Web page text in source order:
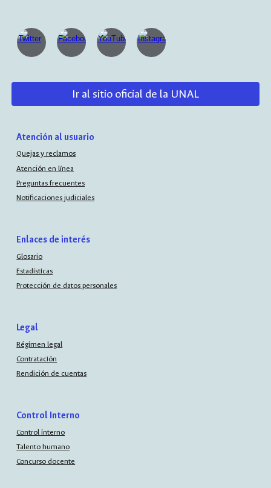
Ir al sitio oficial de la UNAL
Atención al usuario
Quejas y reclamos
Atención en línea
Preguntas frecuentes
Notificaciones judiciales
Enlaces de interés
Glosario
Estadísticas
Protección de datos personales
Legal
Régimen legal
Contratación
Rendición de cuentas
Control Interno
Control interno
Talento humano
Concurso docente